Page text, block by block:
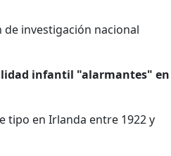
investigación nacional
infantil "alarmantes" en
tipo en Irlanda entre 1922 y